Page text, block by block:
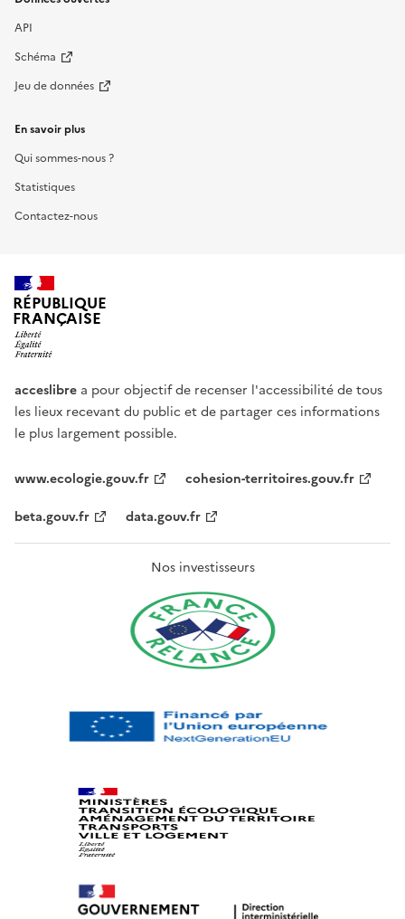
API
Schéma
Jeu de données
En savoir plus
Qui sommes-nous ?
Statistiques
Contactez-nous
RÉPUBLIQUE
FRANÇAISE
acceslibre a pour objectif de recenser l'accessibilité de tous
les lieux recevant du public et de partager ces informations
le plus largement possible.
www.ecologie.gouv.fr
cohesion-territoires.gouv.fr
beta.gouv.fr
data.gouv.fr
Nos investisseurs